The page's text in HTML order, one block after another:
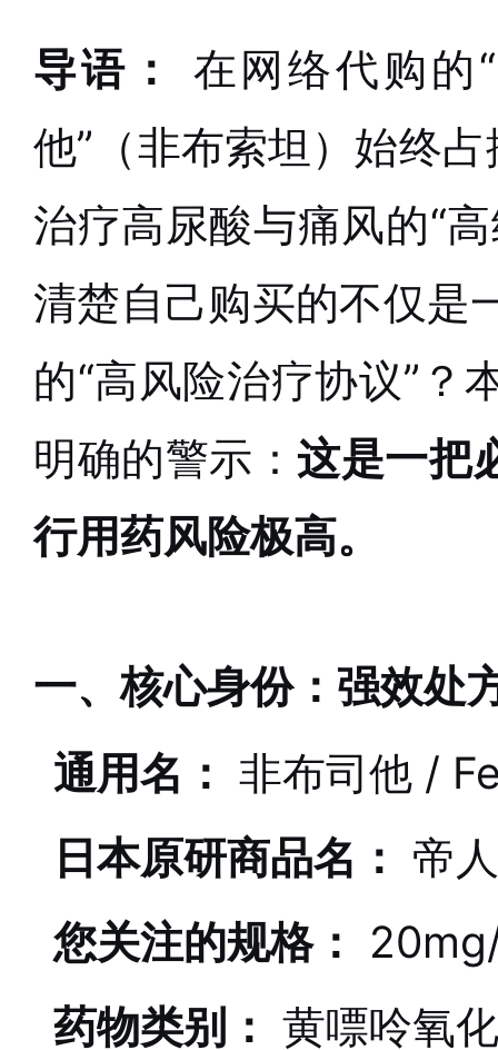
导语：
在网络代购的
他”（非布索坦）始终
治疗高尿酸与痛风的“
清楚自己购买的不仅是
的“高风险治疗协议”？
明确的警示：这是一把
行用药风险极高。
一、核心身份：强效处
通用名： 非布司他 /
日本原研商品名： 帝
您关注的规格：
药物类别： 黄嘌呤氧